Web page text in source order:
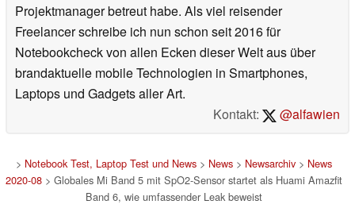
Projektmanager betreut habe. Als viel reisender
Freelancer schreibe ich nun schon seit 2016 für
Notebookcheck von allen Ecken dieser Welt aus über
brandaktuelle mobile Technologien in Smartphones,
Laptops und Gadgets aller Art.
Kontakt:
@alfawien
> Notebook Test, Laptop Test und News> News> Newsarchiv> News
2020-08> Globales Mi Band 5 mit SpO2-Sensor startet als Huami Amazfit
Band 6, wie umfassender Leak beweist